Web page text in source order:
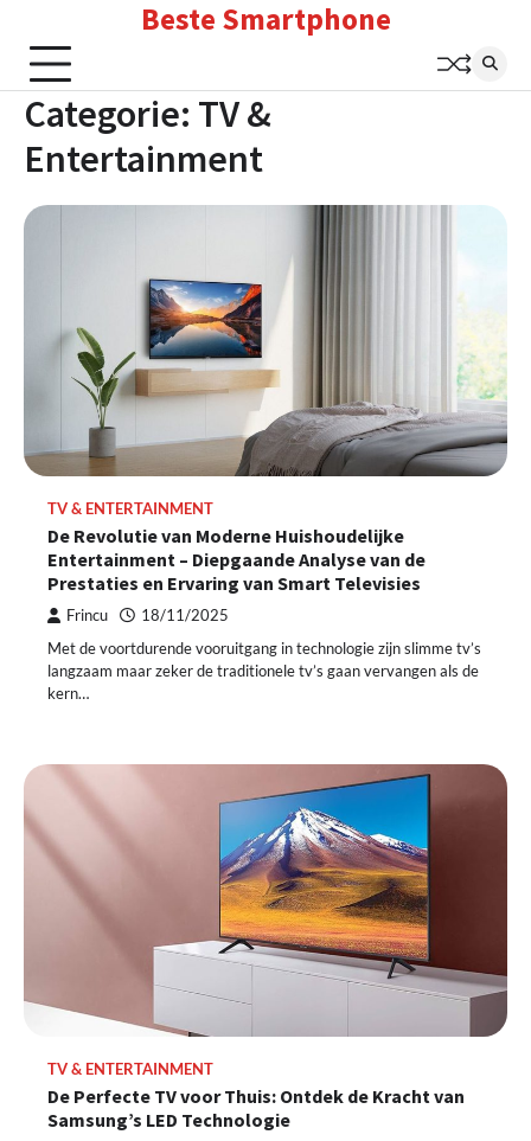
content
Beste Smartphone
Categorie: TV &
Entertainment
TV & ENTERTAINMENT
De Revolutie van Moderne Huishoudelijke
Entertainment – Diepgaande Analyse van de
Prestaties en Ervaring van Smart Televisies
Frincu 18/11/2025
Met de voortdurende vooruitgang in technologie zijn slimme tv’s
langzaam maar zeker de traditionele tv’s gaan vervangen als de
kern…
TV & ENTERTAINMENT
De Perfecte TV voor Thuis: Ontdek de Kracht van
Samsung’s LED Technologie